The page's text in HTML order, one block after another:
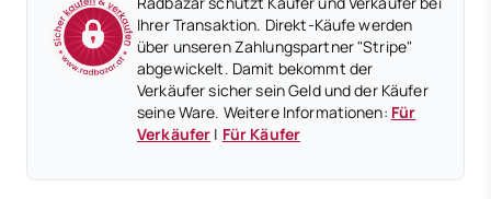
Ihrer Transaktion. Direkt-Käufe werden
über unseren Zahlungspartner "Stripe"
abgewickelt. Damit bekommt der
Verkäufer sicher sein Geld und der Käufer
seine Ware. Weitere Informationen: Für
Verkäufer | Für Käufer